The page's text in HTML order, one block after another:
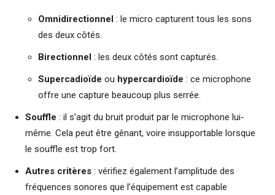
Omnidirectionnel : le micro capturent tous les sons
des deux côtés.
Birectionnel : les deux côtés sont capturés.
Supercadioïde ou hypercardioïde : ce microphone
offre une capture beaucoup plus serrée.
Souffle : il s’agit du bruit produit par le microphone lui-
même. Cela peut être gênant, voire insupportable lorsque
le souffle est trop fort.
Autres critères : vérifiez également l’amplitude des
fréquences sonores que l’équipement est capable